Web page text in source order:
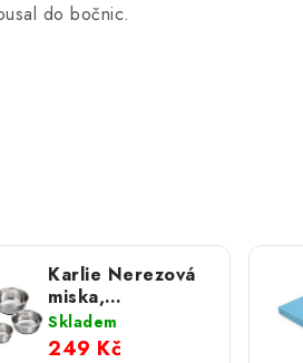
do bočnic.
Karlie Nerezová
miska,
protiskluzová; 1
900 ml
Skladem
249 Kč